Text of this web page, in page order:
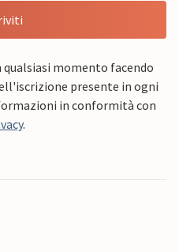
momento facendo
presente in ogni
in conformità con
.